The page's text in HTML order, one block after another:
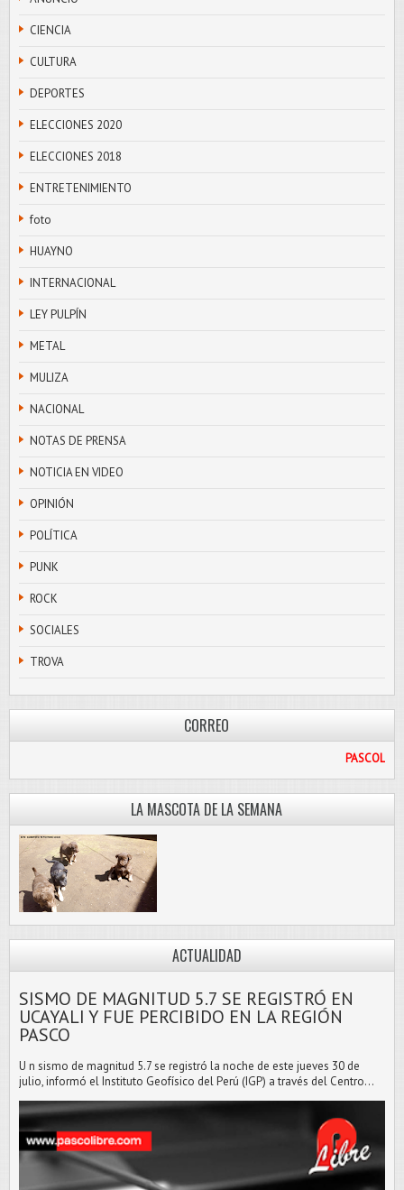
CIENCIA
CULTURA
DEPORTES
ELECCIONES 2020
ELECCIONES 2018
ENTRETENIMIENTO
foto
HUAYNO
INTERNACIONAL
LEY PULPÍN
METAL
MULIZA
NACIONAL
NOTAS DE PRENSA
NOTICIA EN VIDEO
OPINIÓN
POLÍTICA
PUNK
ROCK
SOCIALES
TROVA
CORREO
LA MASCOTA DE LA SEMANA
ACTUALIDAD
SISMO DE MAGNITUD 5.7 SE REGISTRÓ EN
UCAYALI Y FUE PERCIBIDO EN LA REGIÓN
PASCO
U n sismo de magnitud 5.7 se registró la noche de este jueves 30 de
julio, informó el Instituto Geofísico del Perú (IGP) a través del Centro...